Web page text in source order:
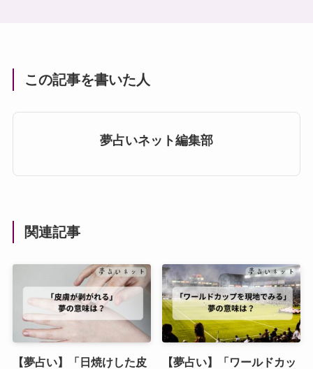
この記事を書いた人
夢占いネット編集部
関連記事
【夢占い】「日焼けした皮
【夢占い】「ワールドカッ